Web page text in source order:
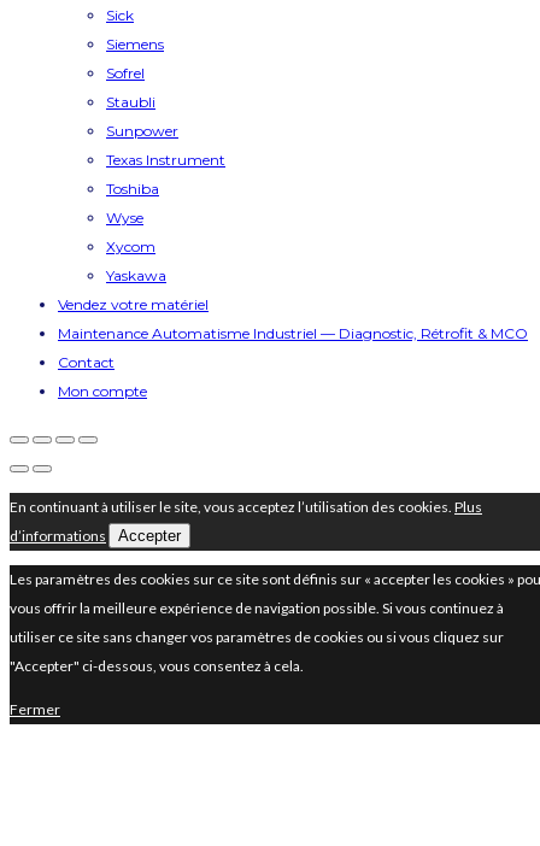
Sick
Siemens
Sofrel
Staubli
Sunpower
Texas Instrument
Toshiba
Wyse
Xycom
Yaskawa
Vendez votre matériel
Maintenance Automatisme Industriel — Diagnostic, Rétrofit & MCO
Contact
Mon compte
En continuant à utiliser le site, vous acceptez l’utilisation des cookies. Plus
d’informations
Accepter
Les paramètres des cookies sur ce site sont définis sur « accepter les cookies »
vous offrir la meilleure expérience de navigation possible. Si vous continuez à
utiliser ce site sans changer vos paramètres de cookies ou si vous cliquez sur
"Accepter" ci-dessous, vous consentez à cela.
Fermer